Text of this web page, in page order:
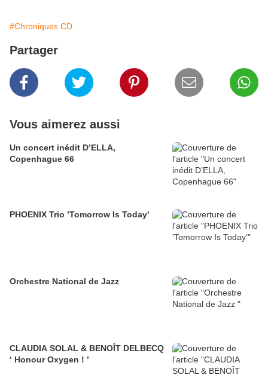
#Chroniques CD
Partager
Vous aimerez aussi
Un concert inédit D’ELLA,
Copenhague 66
PHOENIX Trio ’Tomorrow Is Today’
Orchestre National de Jazz
CLAUDIA SOLAL & BENOÎT DELBECQ
‘ Honour Oxygen ! ’